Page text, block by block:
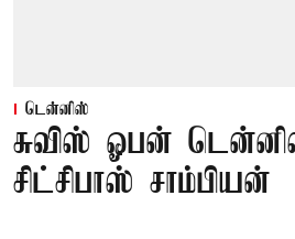
டென்னிஸ்
சுவிஸ் ஓபன்
சிட்சிபாஸ் சாம்பியன்